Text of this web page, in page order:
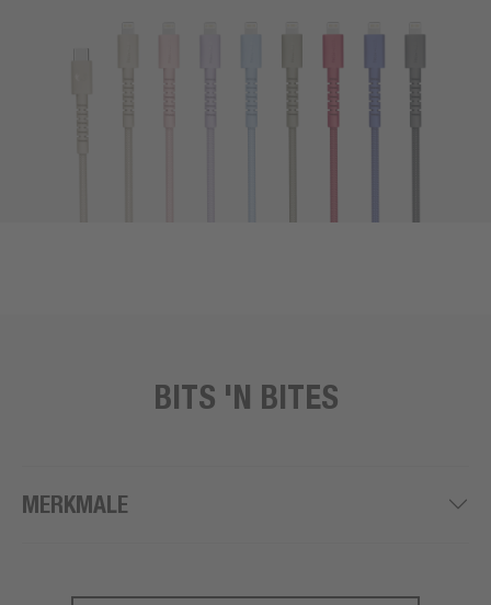
BITS 'N BITES
MERKMALE